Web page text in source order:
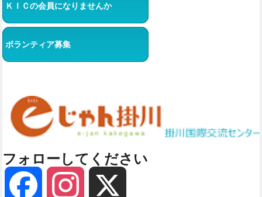
ＫＩＣの会員になりませんか
ボランティア募集
フォローしてください
Facebook Instagram